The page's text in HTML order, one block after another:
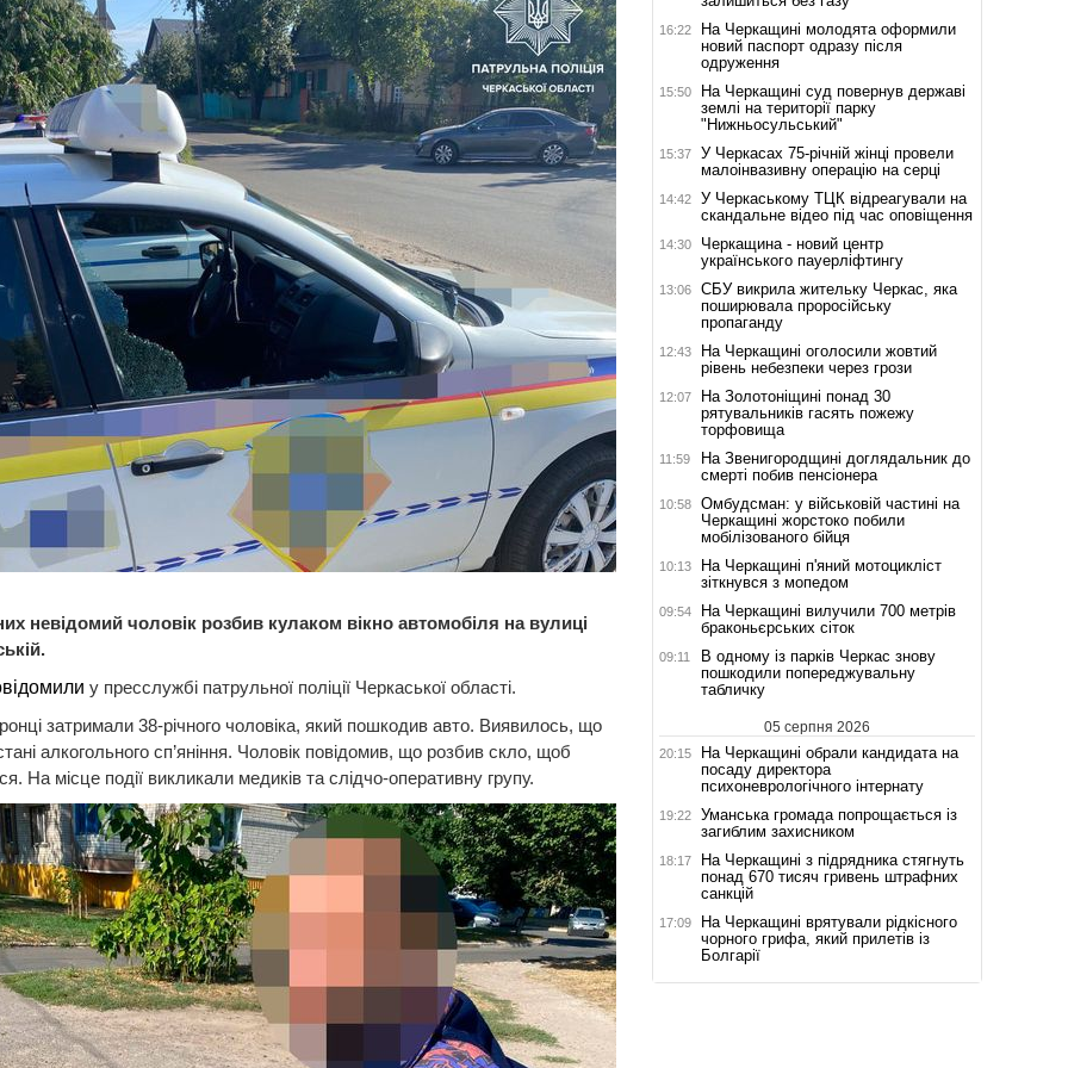
невідомий чоловік розбив кулаком вікно автомобіля на вулиці
у пресслужбі патрульної поліції Черкаської області.
затримали 38-річного чоловіка, який пошкодив авто. Виявилось, що
алкогольного сп’яніння. Чоловік повідомив, що розбив скло, щоб
На місце події викликали медиків та слідчо-оперативну групу.
16:22
На Черкащині молодята оформили
новий паспорт одразу після
одруження
15:50
На Черкащині суд повернув державі
землі на території парку
"Нижньосульський"
15:37
У Черкасах 75-річній жінці провели
малоінвазивну операцію на серці
14:42
У Черкаському ТЦК відреагували на
скандальне відео під час оповіщення
14:30
Черкащина - новий центр
українського пауерліфтингу
13:06
СБУ викрила жительку Черкас, яка
поширювала проросійську
пропаганду
12:43
На Черкащині оголосили жовтий
рівень небезпеки через грози
12:07
На Золотоніщині понад 30
рятувальників гасять пожежу
торфовища
11:59
На Звенигородщині доглядальник до
смерті побив пенсіонера
10:58
Омбудсман: у військовій частині на
Черкащині жорстоко побили
мобілізованого бійця
10:13
На Черкащині п'яний мотоцикліст
зіткнувся з мопедом
09:54
На Черкащині вилучили 700 метрів
браконьєрських сіток
09:11
В одному із парків Черкас знову
пошкодили попереджувальну
табличку
05 серпня 2026
20:15
На Черкащині обрали кандидата на
посаду директора
психоневрологічного інтернату
19:22
Уманська громада попрощається із
загиблим захисником
18:17
На Черкащині з підрядника стягнуть
понад 670 тисяч гривень штрафних
санкцій
17:09
На Черкащині врятували рідкісного
чорного грифа, який прилетів із
Болгарії